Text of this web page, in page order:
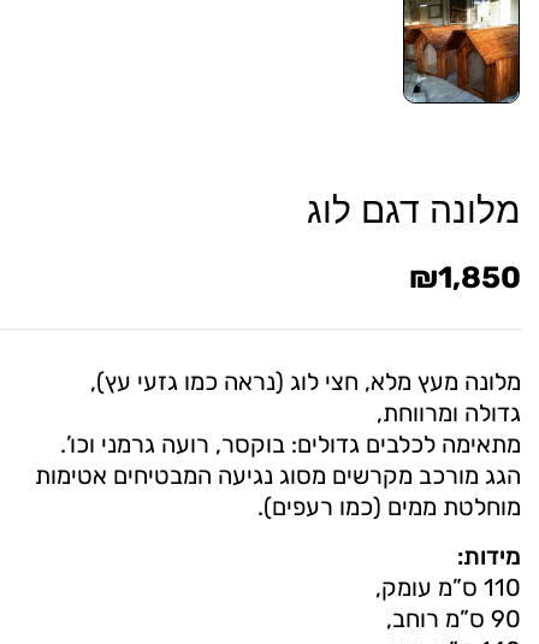
מלונה דגם לוג
₪1,850
מלונה מעץ מלא, חצי לוג (נראה כמו גזעי עץ),
גדולה ומרווחת,
מתאימה לכלבים גדולים: בוקסר, רועה גרמני וכו’.
הגג מורכב מקרשים מסוג נגיעה המבטיחים אטימות
מוחלטת ממים (כמו רעפים).
מידות:
110 ס”מ עומק,
90 ס”מ רוחב,